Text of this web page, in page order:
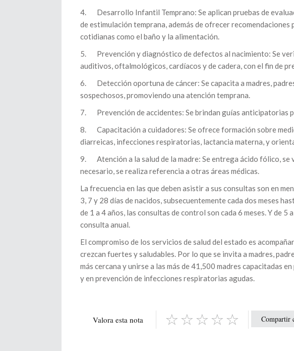
4. Desarrollo Infantil Temprano: Se aplican pruebas de
de estimulación temprana, además de ofrecer
cotidianas como el baño y la alimentación.
5. Prevención y diagnóstico de defectos al nacimiento: Se
auditivos, oftalmológicos, cardíacos y de cadera, con el fin de
6. Detección oportuna de cáncer: Se capacita a madres,
sospechosos, promoviendo una atención temprana.
7. Prevención de accidentes: Se brindan guías anticipatorias
8. Capacitación a cuidadores: Se ofrece formación sobre
diarreicas, infecciones respiratorias, lactancia materna, y
9. Atención a la salud de la madre: Se entrega ácido fólico, se
necesario, se realiza referencia a otras áreas médicas.
La frecuencia en las que deben asistir a sus consultas son en
3, 7 y 28 días de nacidos, subsecuentemente cada dos meses
de 1 a 4 años, las consultas de control son cada 6 meses. Y de 5
consulta anual.
El compromiso de los servicios de salud del estado es
crezcan fuertes y saludables. Por lo que se invita a madres,
más cercana y unirse a las más de 41,500 madres capacitadas
y en prevención de infecciones respiratorias agudas.
Compartir
Valora esta nota